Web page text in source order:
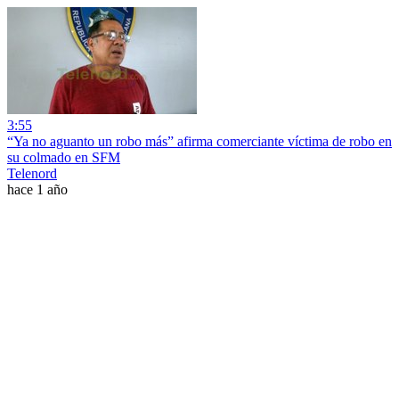
3:55
“Ya no aguanto un robo más” afirma comerciante víctima de robo en
su colmado en SFM
Telenord
hace 1 año